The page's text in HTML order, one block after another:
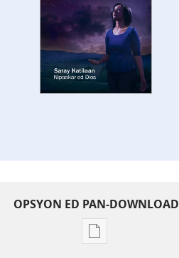
OPSYON ED PAN-DOWNLOAD
Opsyon